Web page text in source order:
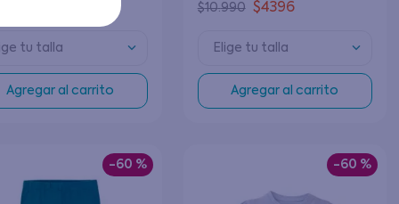
tu talla
Agregar al carrito
$10.990 $4396
Elige tu talla
Agregar al carrito
-60 % -60 %